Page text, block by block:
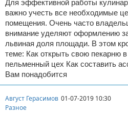
Для эффективной работы
важно учесть все необходимые
помещения. Очень часто
внимание уделяют оформлению
львиная доля площади. В этом
теме: Как открыть свою пекарню
пельменный цех Как составить
Вам понадобится
Август Герасимов 01-07-2019 10:30
Разное